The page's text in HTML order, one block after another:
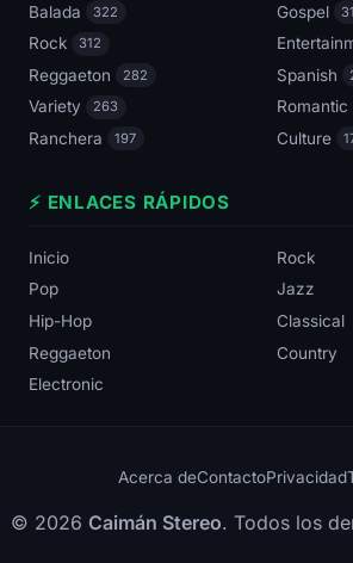
Balada 322 Gospel
Rock 312
Reggaeton 282 Spanish
Variety 263 Romantic
Ranchera 197 Culture
⚡ ENLACES RÁPIDOS
Inicio
Rock
Pop
Jazz
Hip-Hop
Classical
Reggaeton
Country
Electronic
Acerca deContactoPrivacidad
© 2026 Caimán Stereo. Todos los